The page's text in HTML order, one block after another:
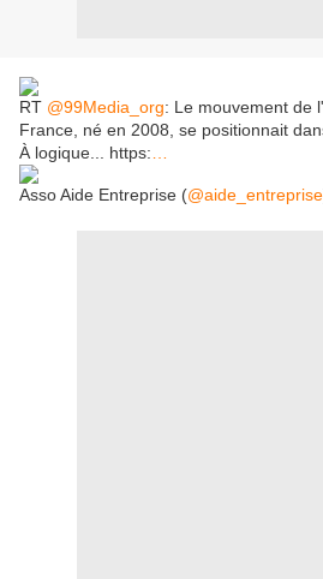
RT @99Media_org: Le mouvement de
France, né en 2008, se positionnait
À logique... https:
Asso Aide Entreprise (@aide_entreprise